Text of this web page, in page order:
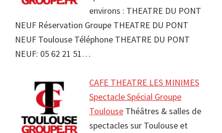
environs : THEATRE DU PONT
NEUF Réservation Groupe THEATRE DU PONT
NEUF Toulouse Téléphone THEATRE DU PONT
NEUF: 05 62 21 51…
CAFE THEATRE LES MINIMES
Spectacle Spécial Groupe
Toulouse Théâtres & salles de
spectacles sur Toulouse et